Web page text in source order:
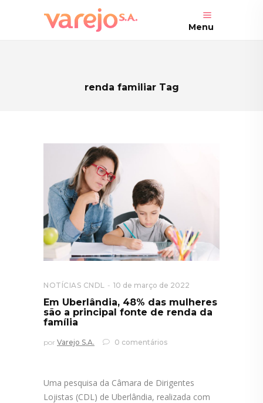
Menu
renda familiar Tag
NOTÍCIAS CNDL 10 de março de 2022
Em Uberlândia, 48% das mulheres
são a principal fonte de renda da
família
por Varejo S.A. 0 comentários
Uma pesquisa da Câmara de Dirigentes
Lojistas (CDL) de Uberlândia, realizada com